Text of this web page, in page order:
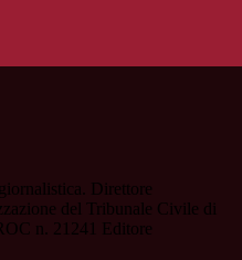
Direttore
del Tribunale Civile di
n. 21241 Editore